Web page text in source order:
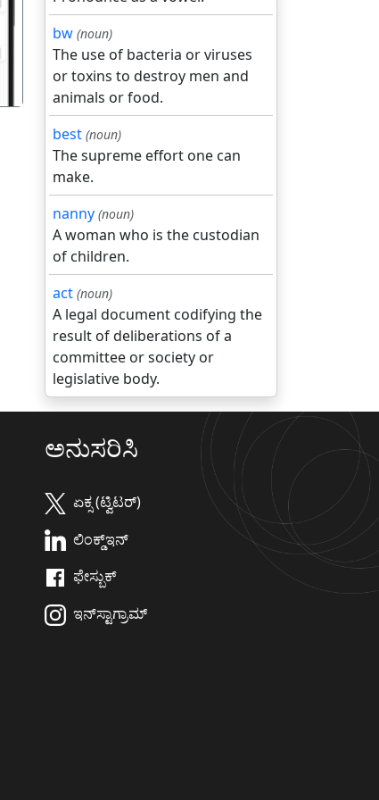
bw (noun)
The use of bacteria or viruses
or toxins to destroy men and
animals or food.
best (noun)
The supreme effort one can
make.
nanny (noun)
A woman who is the custodian
of children.
act (noun)
A legal document codifying the
result of deliberations of a
committee or society or
legislative body.
ಅನುಸರಿಸಿ
ಏಕ್ಸ (ಟ್ವಿಟರ್)
ಲಿಂಕ್ಡ್‌ಇನ್
ಫೇಸ್ಬುಕ್
ಇನ್‌ಸ್ಟಾಗ್ರಾಮ್